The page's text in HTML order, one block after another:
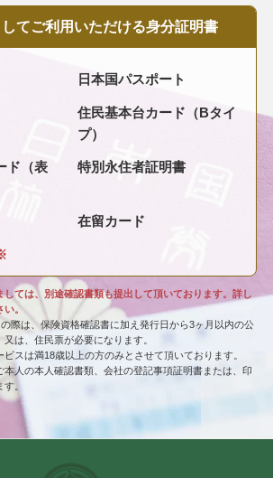
てご利用いただける身分証明書
日本国パスポート
住民基本台カード（Bタイ
プ）
ド（表
特別永住者証明書
在留カード
ては、別途確認書類も提出して頂いております。詳し
い。
際は、保険資格確認書に加え発行日から3ヶ月以内の公
は、住民票が必要になります。
スは満18歳以上の方のみとさせて頂いております。
人の本人確認書類、会社の登記事項証明書または、印
。